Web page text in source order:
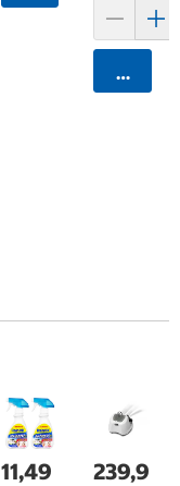
카트에
11,49
239,9